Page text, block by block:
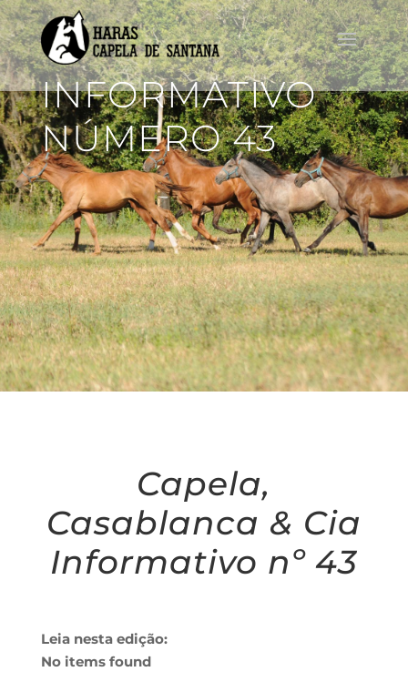
INFORMATIVO
NÚMERO 43
Capela,
Casablanca & Cia
Informativo nº 43
Leia nesta edição:
No items found